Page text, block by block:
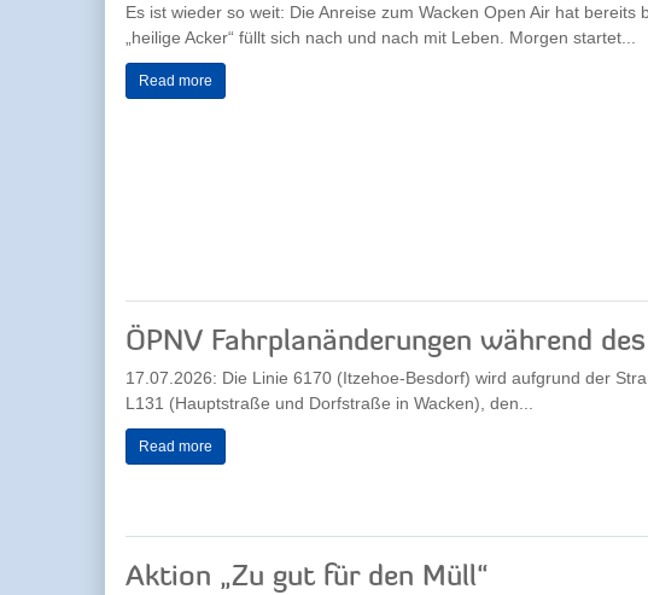
Es ist wieder so weit: Die Anreise zum Wacken Open Air hat bereits
„heilige Acker“ füllt sich nach und nach mit Leben. Morgen startet...
Read more
ÖPNV Fahrplanänderungen während
17.07.2026: Die Linie 6170 (Itzehoe-Besdorf) wird aufgrund der
L131 (Hauptstraße und Dorfstraße in Wacken), den...
Read more
Aktion „Zu gut für den Müll“